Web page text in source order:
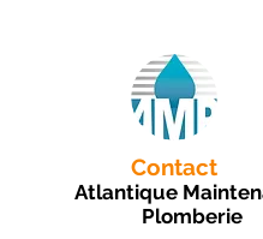
Contact
Atlantique
Plomberie